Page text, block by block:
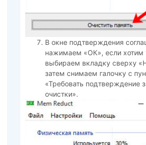
В окне подтверждения
нажимаем «ОК», если хотим
выбираем вкладку сверху
затем снимаем галочку с
«Требовать подтверждение
очистки».